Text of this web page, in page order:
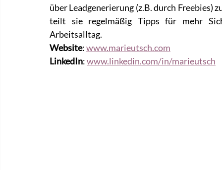
über Leadgenerierung (z.B. durch Freebies)
teilt sie regelmäßig Tipps für mehr
Arbeitsalltag.
Website: www.marieutsch.com
LinkedIn: www.linkedin.com/in/marieutsch